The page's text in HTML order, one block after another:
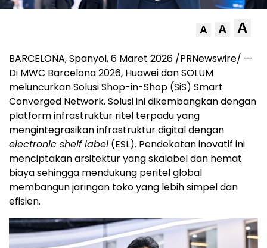
A A A
BARCELONA, Spanyol, 6 Maret 2026 /PRNewswire/ —
Di MWC Barcelona 2026, Huawei dan SOLUM
meluncurkan Solusi Shop-in-Shop (SiS) Smart
Converged Network. Solusi ini dikembangkan dengan
platform infrastruktur ritel terpadu yang
mengintegrasikan infrastruktur digital dengan
electronic shelf label (ESL). Pendekatan inovatif ini
menciptakan arsitektur yang skalabel dan hemat
biaya sehingga mendukung peritel global
membangun jaringan toko yang lebih simpel dan
efisien.